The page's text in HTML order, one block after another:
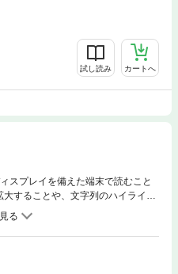
試し読み カートへ
スプレイを備えた端末で読むこと
することや、文字列のハイライ
が使用できません。失恋の孤独や
みさきがイラストにして、共同制
に笑わせてくれる言葉と、切なさ
愛の楽しさや喜びをも思い起こさ